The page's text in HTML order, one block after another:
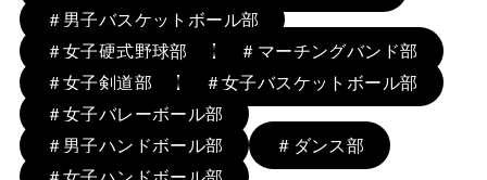
＃男子バスケットボール部
＃女子硬式野球部
＃マーチングバンド部
＃女子剣道部
＃女子バスケットボール部
＃女子バレーボール部
＃男子ハンドボール部
＃ダンス部